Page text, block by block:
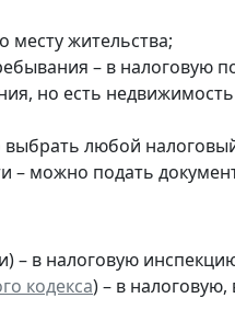
месту жительства;
– в налоговую
но есть
любой
– можно подать
– в налоговую
кодекса) – в налоговую,